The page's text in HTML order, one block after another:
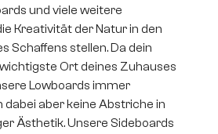
und viele weitere
Kreativität der Natur in den
Schaffens stellen. Da dein
Ort deines Zuhauses
Lowboards immer
dabei aber keine Abstriche in
Ästhetik. Unsere Sideboards